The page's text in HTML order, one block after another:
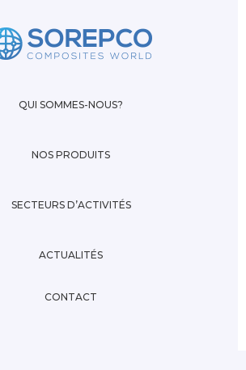
QUI SOMMES-NOUS?
NOS PRODUITS
SECTEURS D’ACTIVITÉS
ACTUALITÉS
CONTACT